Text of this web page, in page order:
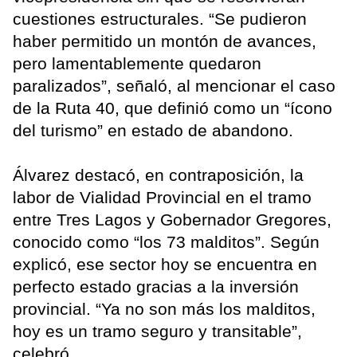
cuestiones estructurales. “Se pudieron
haber permitido un montón de avances,
pero lamentablemente quedaron
paralizados”, señaló, al mencionar el caso
de la Ruta 40, que definió como un “ícono
del turismo” en estado de abandono.
Álvarez destacó, en contraposición, la
labor de Vialidad Provincial en el tramo
entre Tres Lagos y Gobernador Gregores,
conocido como “los 73 malditos”. Según
explicó, ese sector hoy se encuentra en
perfecto estado gracias a la inversión
provincial. “Ya no son más los malditos,
hoy es un tramo seguro y transitable”,
celebró.